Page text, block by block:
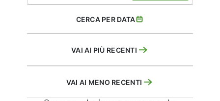
CERCA PER DATA
VAI AI PIÙ RECENTI
VAI AI MENO RECENTI